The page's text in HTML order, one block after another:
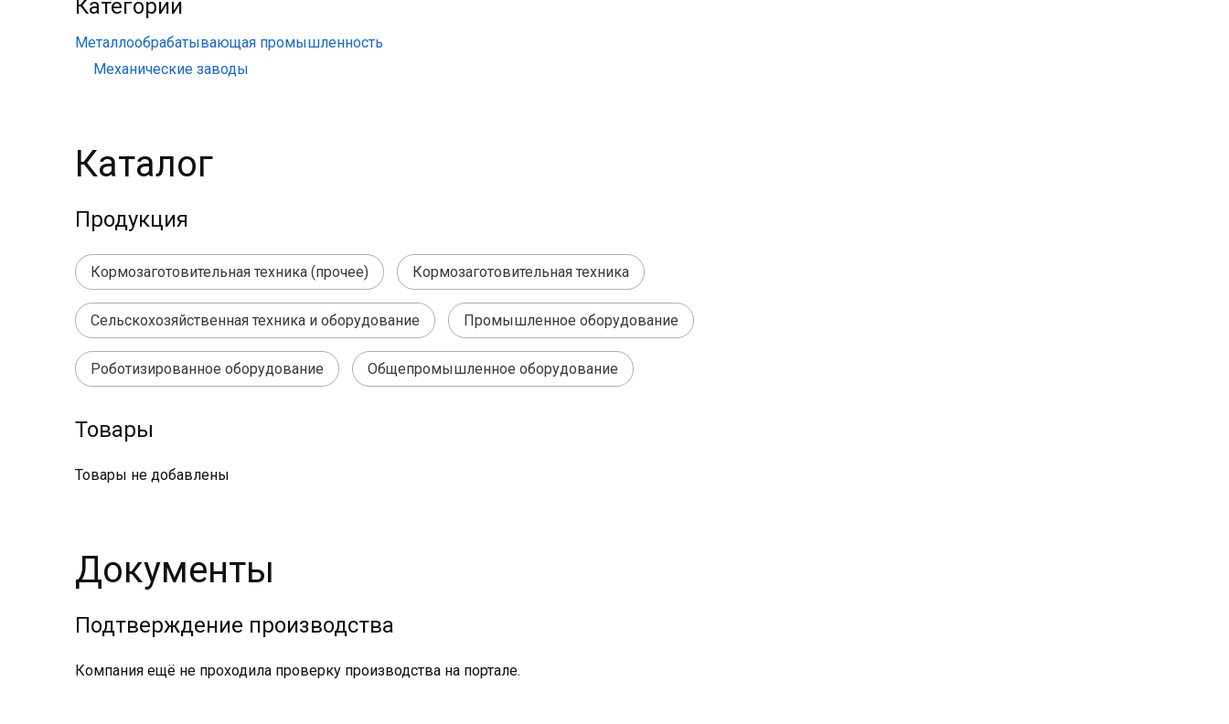
Категории
Металлообрабатывающая промышленность
Механические заводы
Каталог
Продукция
Кормозаготовительная техника (прочее) Кормозаготовительная техника
Сельскохозяйственная техника и оборудование Промышленное оборудование
Роботизированное оборудование Общепромышленное оборудование
Товары
Товары не добавлены
Документы
Подтверждение производства
Компания ещё не проходила проверку производства на портале.